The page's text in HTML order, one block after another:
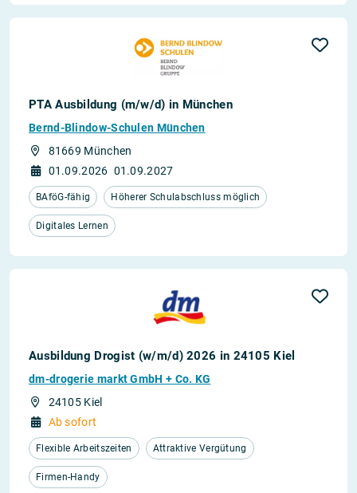
PTA Ausbildung (m/w/d) in München
Bernd-Blindow-Schulen München
81669 München
01.09.2026 01.09.2027
BAföG-fähig Höherer Schulabschluss möglich
Digitales Lernen
Ausbildung Drogist (w/m/d) 2026 in 24105 Kiel
dm-drogerie markt GmbH + Co. KG
24105 Kiel
Ab sofort
Flexible Arbeitszeiten Attraktive Vergütung
Firmen-Handy